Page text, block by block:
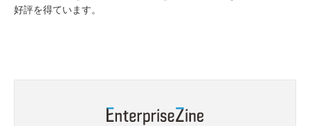
好評を得ています。